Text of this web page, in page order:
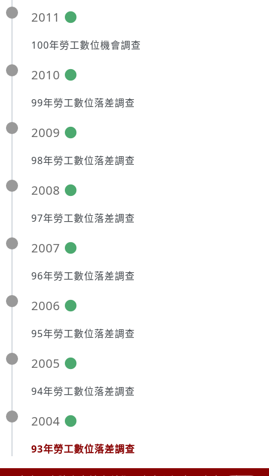
2011
100年勞工數位機會調查
2010
99年勞工數位落差調查
2009
98年勞工數位落差調查
2008
97年勞工數位落差調查
2007
96年勞工數位落差調查
2006
95年勞工數位落差調查
2005
94年勞工數位落差調查
2004
93年勞工數位落差調查